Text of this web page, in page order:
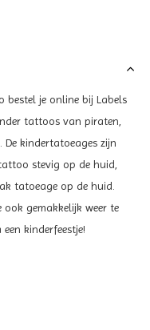
bestel je online bij Labels
tattoos van piraten,
De kindertatoeages zijn
stevig op de huid,
tatoeage op de huid.
ook gemakkelijk weer te
kinderfeestje!